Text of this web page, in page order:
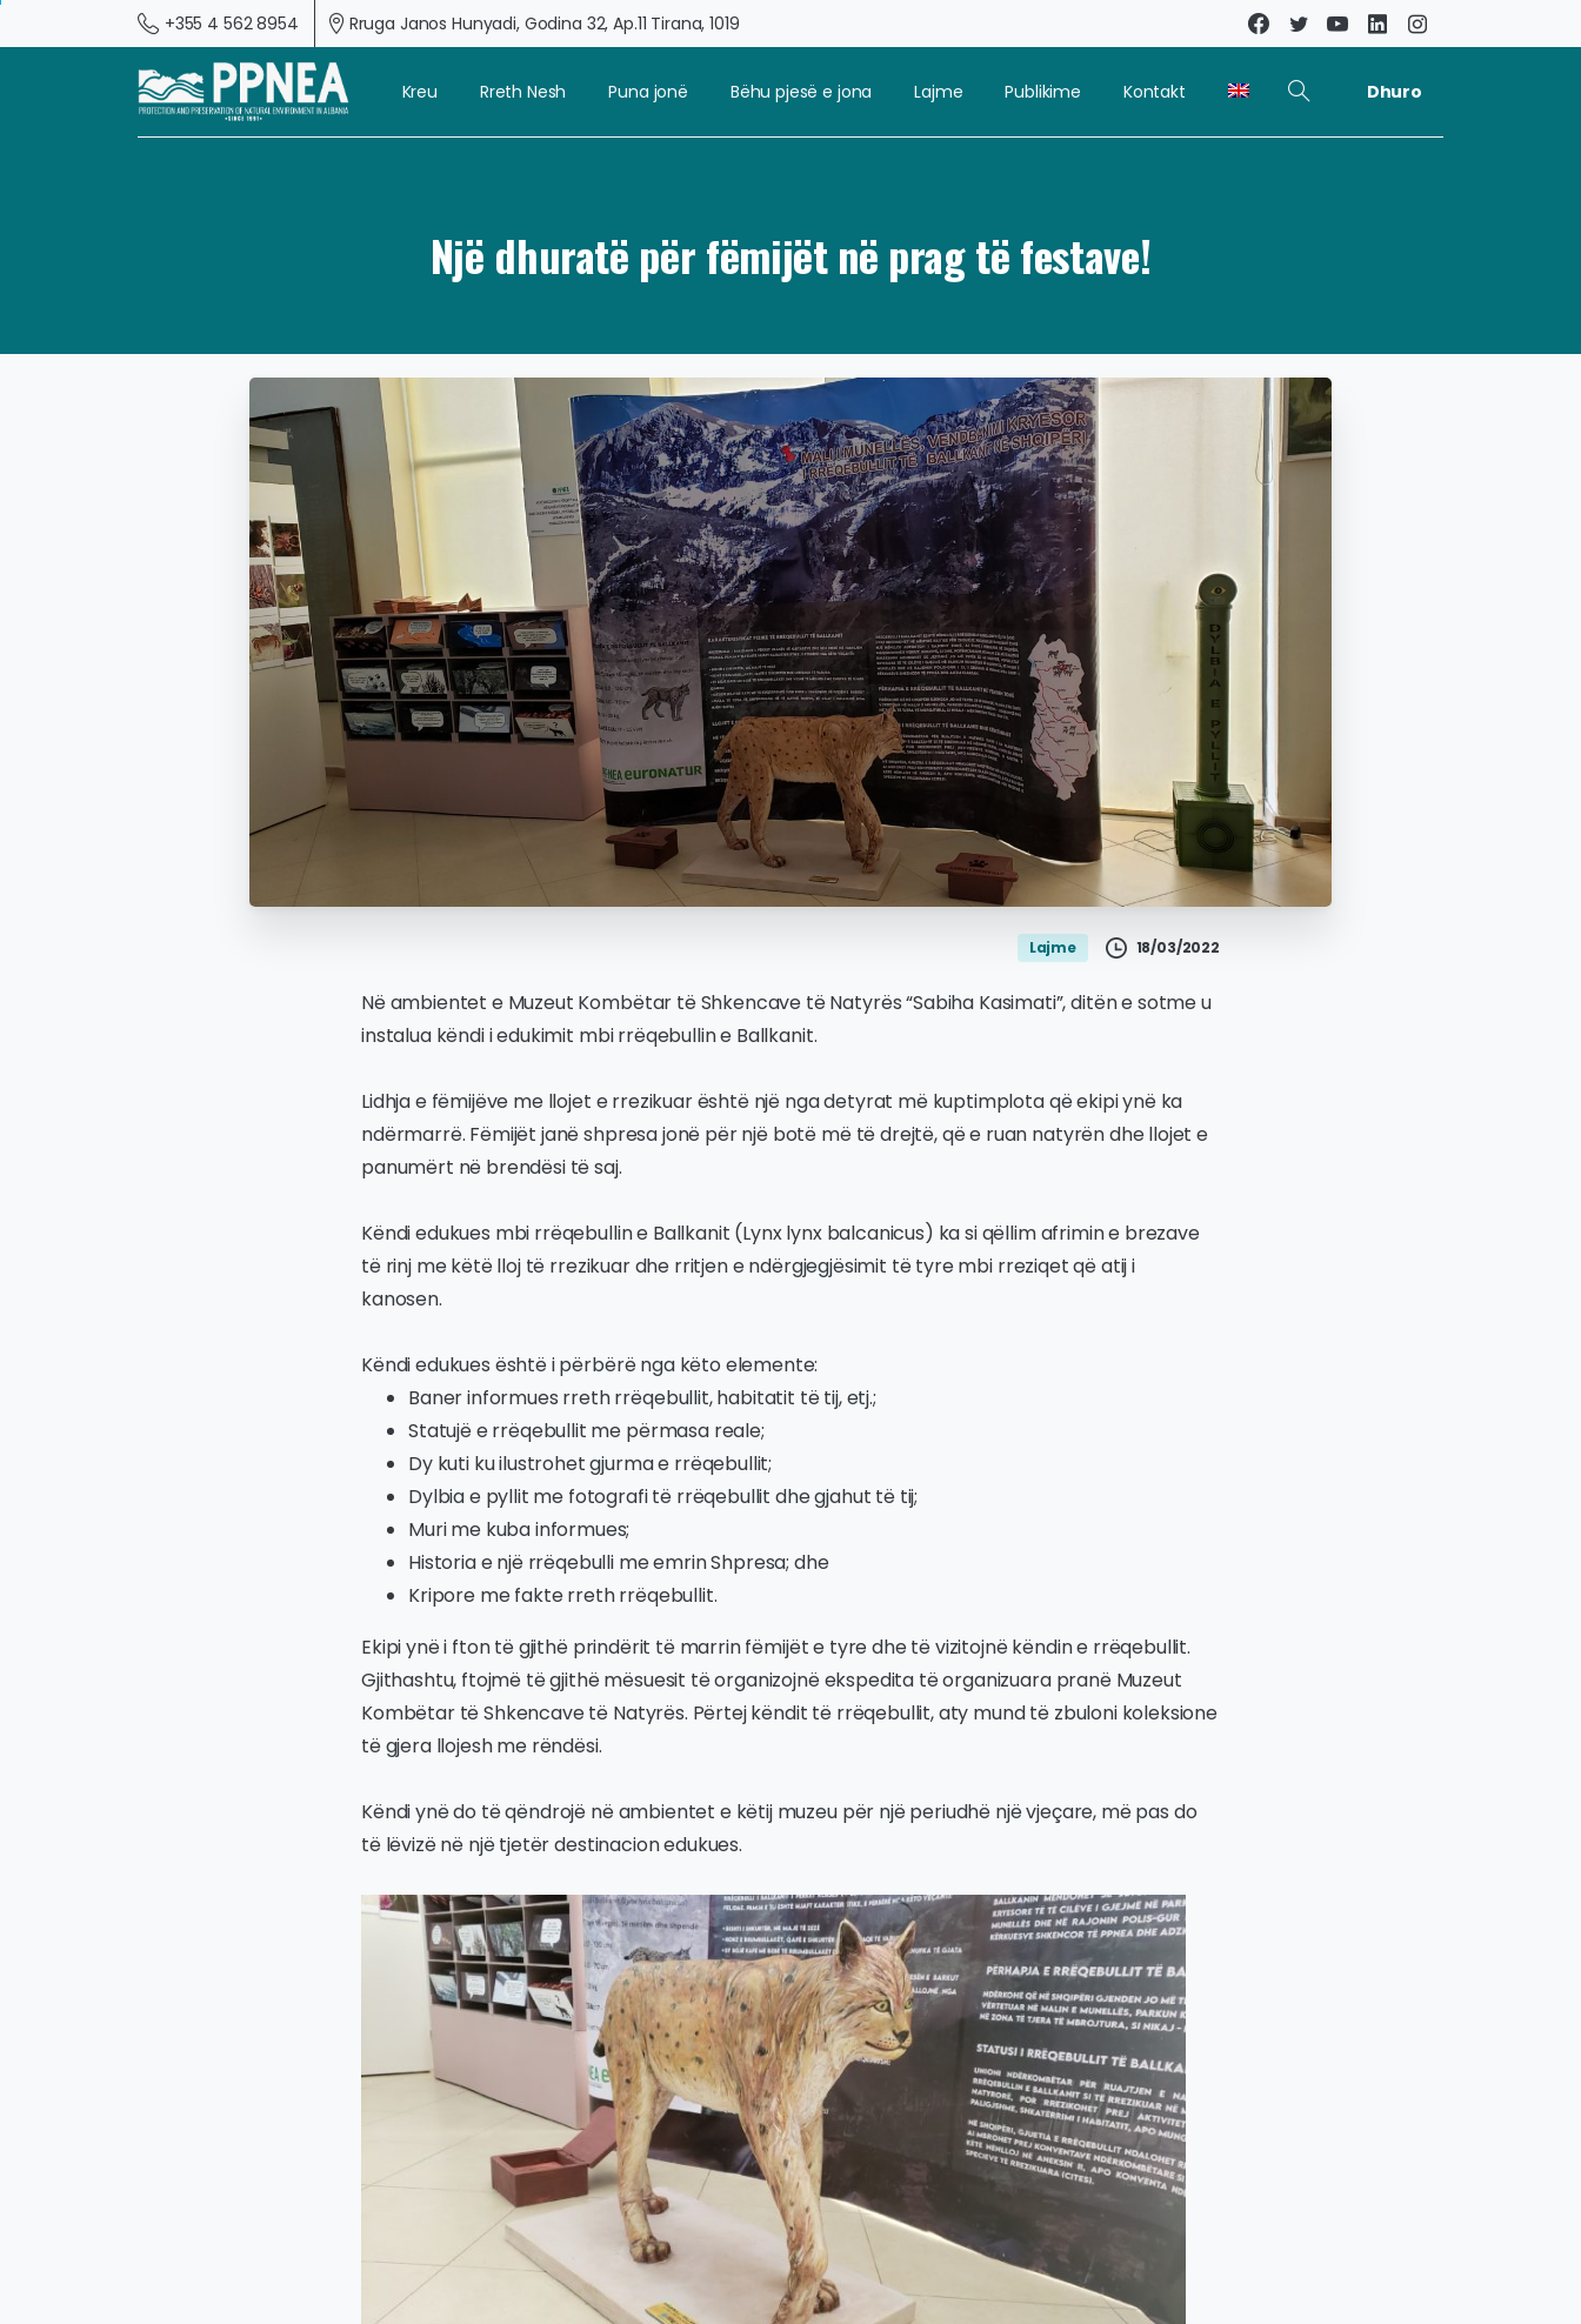
+355 4 562 8954 Rruga Janos Hunyadi, Godina 32, Ap.11 Tirana, 1019
Kreu Rreth Nesh Puna jonë Bëhu pjesë e jona Lajme Publikime Kontakt Dhuro
Një dhuratë për fëmijët në prag të festave!
Lajme 18/03/2022
Në ambientet e Muzeut Kombëtar të Shkencave të Natyrës “Sabiha Kasimati”, ditën e sotme u
instalua këndi i edukimit mbi rrëqebullin e Ballkanit.
Lidhja e fëmijëve me llojet e rrezikuar është një nga detyrat më kuptimplota që ekipi ynë ka
ndërmarrë. Fëmijët janë shpresa jonë për një botë më të drejtë, që e ruan natyrën dhe llojet e
panumërt në brendësi të saj.
Këndi edukues mbi rrëqebullin e Ballkanit (Lynx lynx balcanicus) ka si qëllim afrimin e brezave
të rinj me këtë lloj të rrezikuar dhe rritjen e ndërgjegjësimit të tyre mbi rreziqet që atij i
kanosen.
Këndi edukues është i përbërë nga këto elemente:
Baner informues rreth rrëqebullit, habitatit të tij, etj.;
Statujë e rrëqebullit me përmasa reale;
Dy kuti ku ilustrohet gjurma e rrëqebullit;
Dylbia e pyllit me fotografi të rrëqebullit dhe gjahut të tij;
Muri me kuba informues;
Historia e një rrëqebulli me emrin Shpresa; dhe
Kripore me fakte rreth rrëqebullit.
Ekipi ynë i fton të gjithë prindërit të marrin fëmijët e tyre dhe të vizitojnë këndin e rrëqebullit.
Gjithashtu, ftojmë të gjithë mësuesit të organizojnë ekspedita të organizuara pranë Muzeut
Kombëtar të Shkencave të Natyrës. Përtej këndit të rrëqebullit, aty mund të zbuloni koleksione
të gjera llojesh me rëndësi.
Këndi ynë do të qëndrojë në ambientet e këtij muzeu për një periudhë një vjeçare, më pas do
të lëvizë në një tjetër destinacion edukues.